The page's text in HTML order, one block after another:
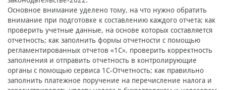
Основное внимание уделено тому, на что нужно обратить
внимание при подготовке к составлению каждого отчета; как
проверить учетные данные, на основе которых составляется
отчетность; как заполнить формы отчетности с помощью
регламентированных отчетов «1С», проверить корректность
заполнения и отправить отчетность в контролирующие
органы с помощью сервиса 1С-Отчетность; как правильно
заполнить платежное поручение на перечисление налога и